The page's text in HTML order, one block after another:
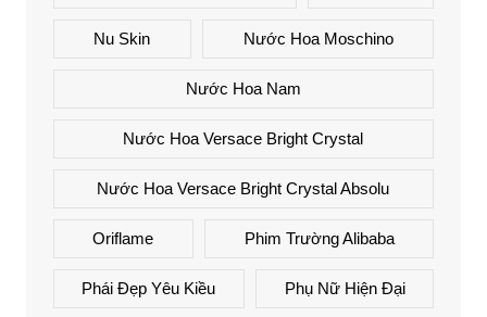
Nu Skin Nước Hoa Moschino
Nước Hoa Nam
Nước Hoa Versace Bright Crystal
Nước Hoa Versace Bright Crystal Absolu
Oriflame Phim Trường Alibaba
Phái Đẹp Yêu Kiều Phụ Nữ Hiện Đại